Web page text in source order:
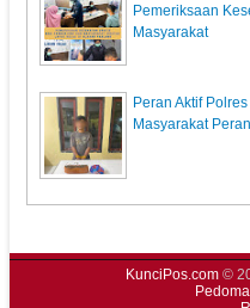
Pemeriksaan
Masyarakat
Peran Aktif
Masyarakat
KunciPos.com ©